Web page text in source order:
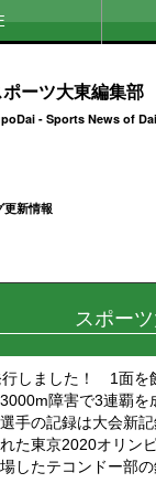
ーツ大東編集部
- Sports News of
更新情報
スポー
しました！ 1面を
障害で3連覇を
選手の記録は大会新
た東京2020オリン
したテコンドー部